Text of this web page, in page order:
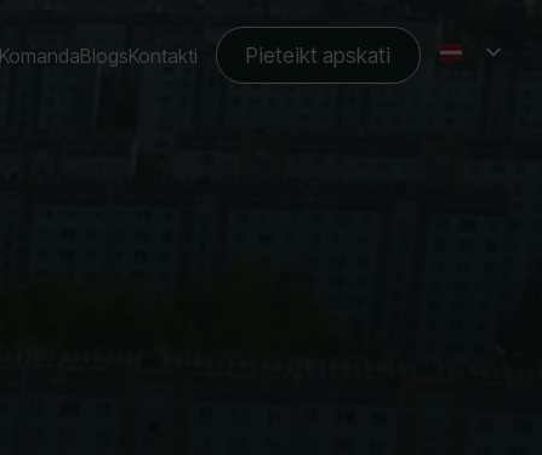
KomandaBlogsKontakti Pieteikt apskati